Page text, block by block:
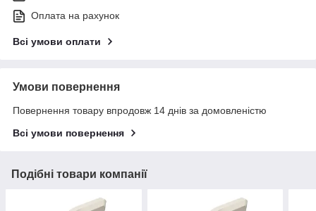
Оплата на рахунок
Всі умови оплати
Умови повернення
Повернення товару впродовж 14 днів за домовленістю
Всі умови повернення
Подібні товари компанії